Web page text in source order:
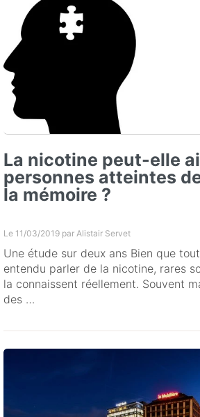
La nicotine peut-elle
personnes atteintes
la mémoire ?
Le 11/03/2019 par Alistair Servet
Une étude sur deux ans Bien que
entendu parler de la nicotine, rares
la connaissent réellement. Souvent
des …